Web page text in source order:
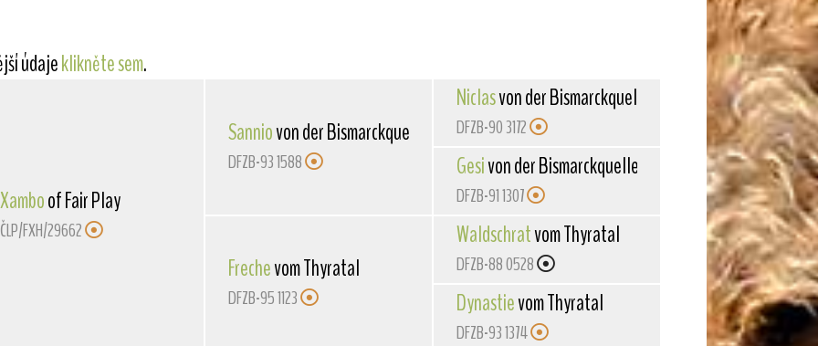
údajeklikněte sem.
Xamboof Fair Play
ČLP/FXH/29662
Sanniovon der Bismarckquelle
DFZB-93 1588
Frechevom Thyratal
DFZB-95 1123
Niclasvon der Bismarckquelle
DFZB-90 3172
Gesivon der Bismarckquelle
DFZB-91 1307
Waldschratvom Thyratal
DFZB-88 0528
Dynastievom Thyratal
DFZB-93 1374